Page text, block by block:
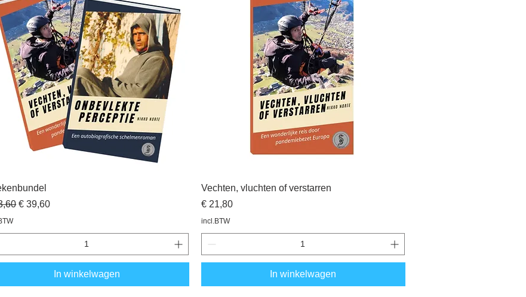
prijs
Verkoopprijs
€ 39,60
In winkelwagen
Vechten, vluchten of verstarren
Prijs
€ 21,80
incl.BTW
In winkelwagen